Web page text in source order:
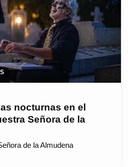
nocturnas en el
Señora de la
de la Almudena